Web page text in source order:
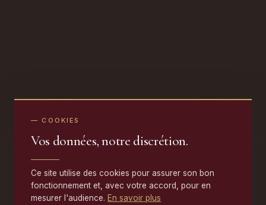
— COOKIES
Vos données, notre discrétion.
Ce site utilise des cookies pour assurer son bon
fonctionnement et, avec votre accord, pour en
mesurer l'audience. En savoir plus